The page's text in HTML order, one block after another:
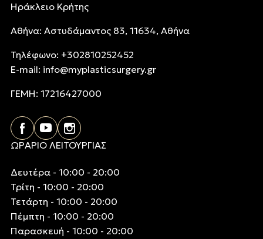
Ηράκλειο Κρήτης
Αθήνα: Αστυδάμαντος 83, 11634, Αθήνα
Τηλέφωνo: +302810252452
E-mail: info@myplasticsurgery.gr
ΓΕΜΗ: 17216427000
ΩΡΑΡΙΟ ΛΕΙΤΟΥΡΓΙΑΣ
Δευτέρα - 10:00 - 20:00
Τρίτη - 10:00 - 20:00
Τετάρτη - 10:00 - 20:00
Πέμπτη - 10:00 - 20:00
Παρασκευή - 10:00 - 20:00